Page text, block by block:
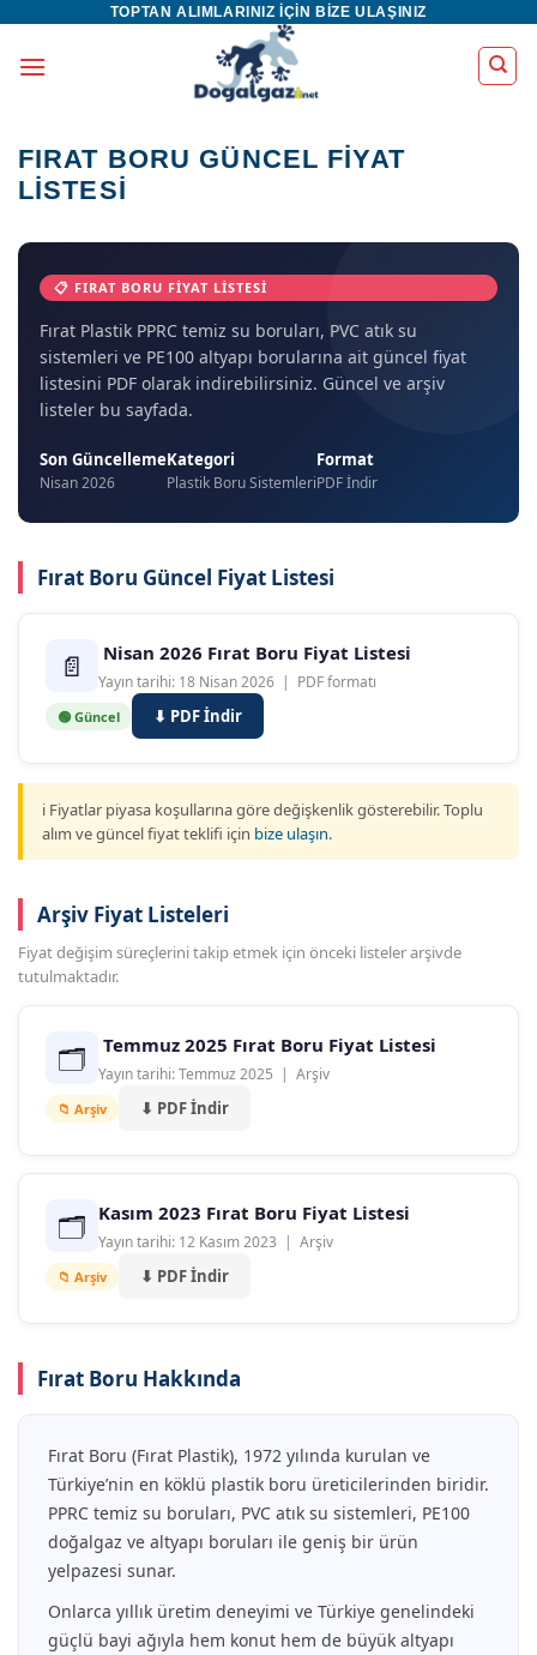
TOPTAN ALIMLARINIZ IÇIN BIZE ULAŞINIZ
FIRAT BORU GÜNCEL FIYAT
LISTESI
📋 FIRAT BORU FIYAT LISTESI
Fırat Plastik PPRC temiz su boruları, PVC atık su
sistemleri ve PE100 altyapı borularına ait güncel fiyat
listesini PDF olarak indirebilirsiniz. Güncel ve arşiv
listeler bu sayfada.
Son Güncelleme
Nisan 2026
Kategori
Plastik Boru Sistemleri
Format
PDF İndir
Fırat Boru Güncel Fiyat Listesi
📄 Nisan 2026 Fırat Boru Fiyat Listesi
Yayın tarihi: 18 Nisan 2026 | PDF formatı
🟢 Güncel ⬇ PDF İndir
ℹ️ Fiyatlar piyasa koşullarına göre değişkenlik gösterebilir. Toplu
alım ve güncel fiyat teklifi için bize ulaşın.
Arşiv Fiyat Listeleri
Fiyat değişim süreçlerini takip etmek için önceki listeler arşivde
tutulmaktadır.
🗂 Temmuz 2025 Fırat Boru Fiyat Listesi
Yayın tarihi: Temmuz 2025 | Arşiv
📁 Arşiv ⬇ PDF İndir
🗂 Kasım 2023 Fırat Boru Fiyat Listesi
Yayın tarihi: 12 Kasım 2023 | Arşiv
📁 Arşiv ⬇ PDF İndir
Fırat Boru Hakkında
Fırat Boru (Fırat Plastik), 1972 yılında kurulan ve
Türkiye’nin en köklü plastik boru üreticilerinden biridir.
PPRC temiz su boruları, PVC atık su sistemleri, PE100
doğalgaz ve altyapı boruları ile geniş bir ürün
yelpazesi sunar.
Onlarca yıllık üretim deneyimi ve Türkiye genelindeki
güçlü bayi ağıyla hem konut hem de büyük altyapı